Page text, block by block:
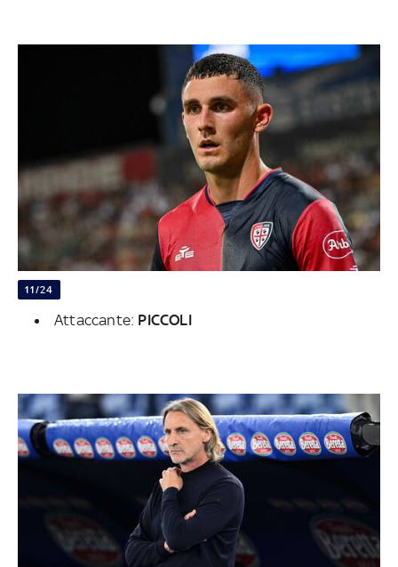
11/24
Attaccante: PICCOLI